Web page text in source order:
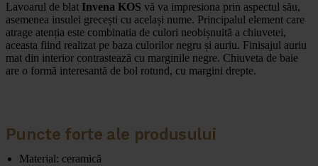
Lavoarul de blat Invena KOS vă va impresiona prin aspectul său,
asemenea insulei grecești cu același nume. Principalul element care
atrage atenția este combinatia de culori neobișnuită a chiuvetei,
aceasta fiind realizat pe baza culorilor negru și auriu. Finisajul auriu
mat din interior contrastează cu marginile negre. Chiuveta de baie
are o formă interesantă de bol rotund, cu margini drepte.
Puncte forte ale produsului
Material: ceramică